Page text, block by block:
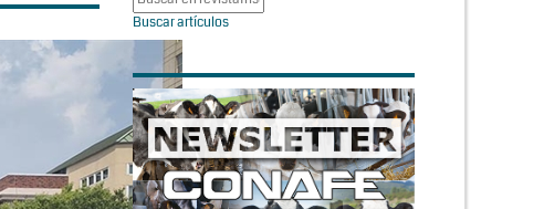
Buscar artículos